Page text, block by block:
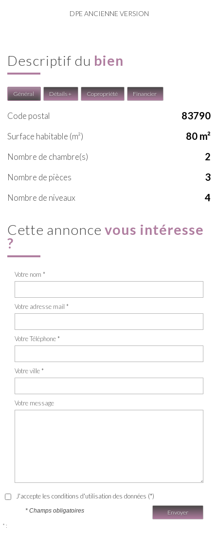
DPE ANCIENNE VERSION
descriptif du bien
Général Détails + Copropriété Financier
Code postal 83790
Surface habitable (m²) 80 m²
Nombre de chambre(s) 2
Nombre de pièces 3
Nombre de niveaux 4
cette annonce vous intéresse
?
Votre nom *
Votre adresse mail *
Votre Téléphone *
Votre ville *
Votre message
J'accepte les conditions d'utilisation des données (*)
Envoyer
* Champs obligatoires
* :